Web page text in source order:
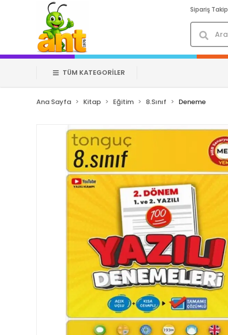
Sipariş Takip
TÜM KATEGORİLER
Ana Sayfa Kitap Eğitim 8.Sınıf Deneme